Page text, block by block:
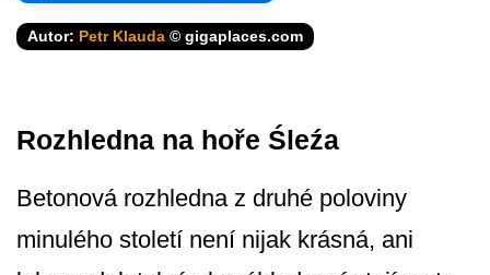
Autor: Petr Klauda © gigaplaces.com
Rozhledna na hoře Śleźa
Betonová rozhledna z druhé poloviny
minulého století není nijak krásná, ani